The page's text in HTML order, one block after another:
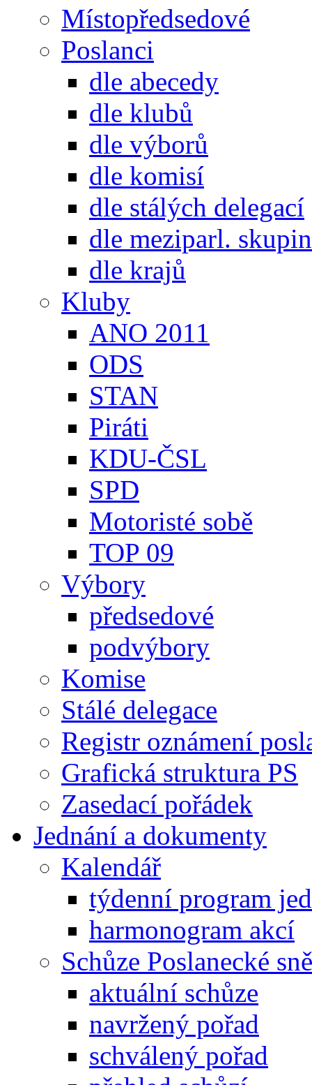
Místopředsedové
Poslanci
dle abecedy
dle klubů
dle výborů
dle komisí
dle stálých delegací
dle meziparl. skupin
dle krajů
Kluby
ANO 2011
ODS
STAN
Piráti
KDU-ČSL
SPD
Motoristé sobě
TOP 09
Výbory
předsedové
podvýbory
Komise
Stálé delegace
Registr oznámení
Grafická struktura PS
Zasedací pořádek
Jednání a dokumenty
Kalendář
týdenní program
harmonogram akcí
Schůze Poslanecké
aktuální schůze
navržený pořad
schválený pořad